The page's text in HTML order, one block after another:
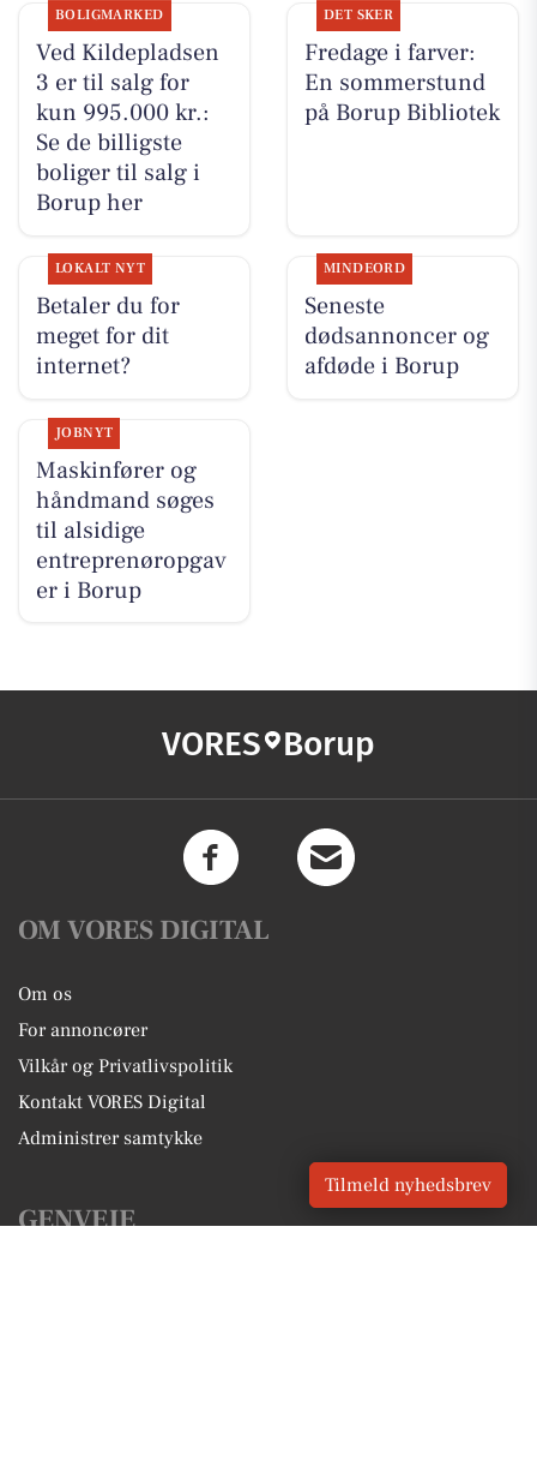
BOLIGMARKED
Ved Kildepladsen
3 er til salg for
kun 995.000 kr.:
Se de billigste
boliger til salg i
Borup her
DET SKER
Fredage i farver:
En sommerstund
på Borup Bibliotek
LOKALT NYT
Betaler du for
meget for dit
internet?
MINDEORD
Seneste
dødsannoncer og
afdøde i Borup
JOBNYT
Maskinfører og
håndmand søges
til alsidige
entreprenøropgav
er i Borup
VORES Borup
OM VORES DIGITAL
Om os
For annoncører
Vilkår og Privatlivspolitik
Kontakt VORES Digital
Administrer samtykke
GENVEJE
Tilmeld nyhedsbrev